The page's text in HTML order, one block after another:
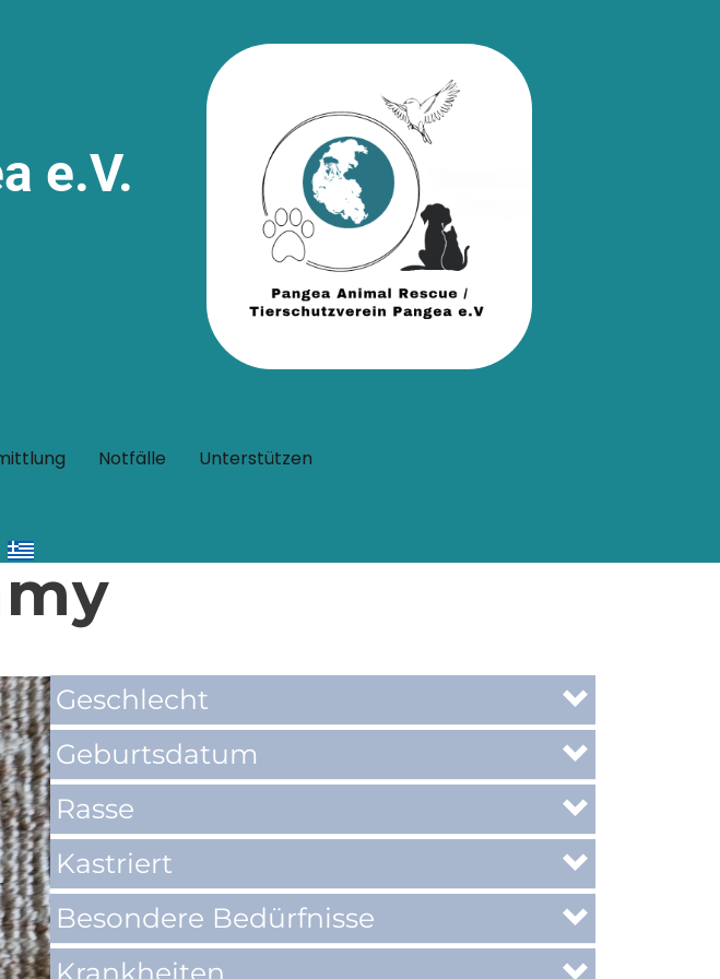
e.V.
Notfälle
Unterstützen
Geschlecht
Geburtsdatum
Rasse
Kastriert
Besondere Bedürfnisse